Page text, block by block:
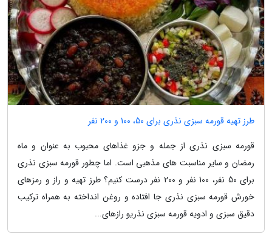
طرز تهیه قورمه سبزی نذری برای 50، 100 و 200 نفر
قورمه سبزی نذری از جمله و جزو غذاهای محبوب به عنوان و ماه
رمضان و سایر مناسبت های مذهبی است. اما چطور قورمه سبزی نذری
برای 50 نفر، 100 نفر و 200 نفر درست کنیم؟ طرز تهیه و راز و رمزهای
خورش قورمه سبزی نذری جا افتاده و روغن انداخته به همراه ترکیب
دقیق سبزی و ادویه قورمه سبزی نذریو رازهای...